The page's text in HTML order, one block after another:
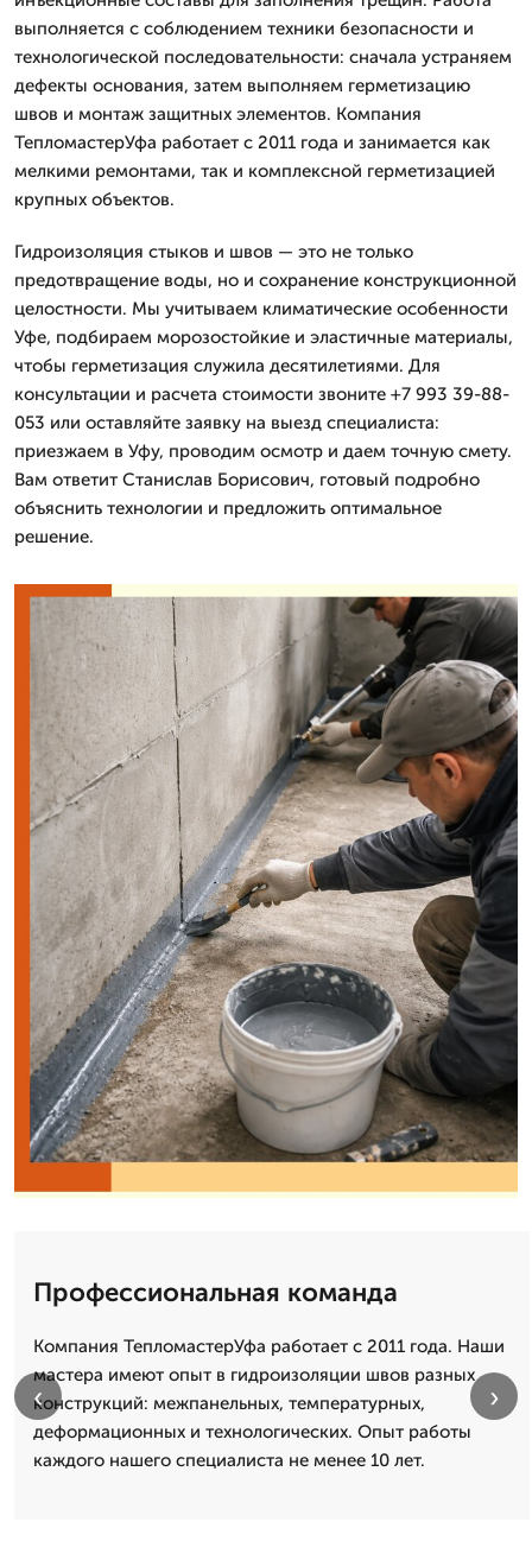
выполняется с соблюдением техники безопасности и
технологической последовательности: сначала устраняем
дефекты основания, затем выполняем герметизацию
швов и монтаж защитных элементов. Компания
ТепломастерУфа работает с 2011 года и занимается как
мелкими ремонтами, так и комплексной герметизацией
крупных объектов.
Гидроизоляция стыков и швов — это не только
предотвращение воды, но и сохранение конструкционной
целостности. Мы учитываем климатические особенности
Уфе, подбираем морозостойкие и эластичные материалы,
чтобы герметизация служила десятилетиями. Для
консультации и расчета стоимости звоните +7 993 39-88-
053 или оставляйте заявку на выезд специалиста:
приезжаем в Уфу, проводим осмотр и даем точную смету.
Вам ответит Станислав Борисович, готовый подробно
объяснить технологии и предложить оптимальное
решение.
Профессиональная команда
Компания ТепломастерУфа работает с 2011 года. Наши
мастера имеют опыт в гидроизоляции швов разных
конструкций: межпанельных, температурных,
деформационных и технологических. Опыт работы
каждого нашего специалиста не менее 10 лет.
‹ ›